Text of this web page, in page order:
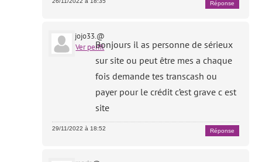
Réponse
jojo33.@
Ver perfilBonjours il as personne de sérieux
sur site ou peut être mes a chaque
fois demande tes transcash ou
payer pour le crédit c’est grave c est
site
29/11/2022 à 18:52 Réponse